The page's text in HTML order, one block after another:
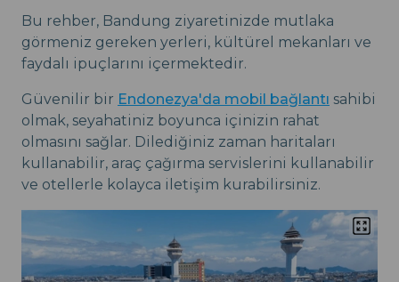
Bu rehber, Bandung ziyaretinizde mutlaka
görmeniz gereken yerleri, kültürel mekanları ve
faydalı ipuçlarını içermektedir.
Güvenilir bir Endonezya'da mobil bağlantı sahibi
olmak, seyahatiniz boyunca içinizin rahat
olmasını sağlar. Dilediğiniz zaman haritaları
kullanabilir, araç çağırma servislerini kullanabilir
ve otellerle kolayca iletişim kurabilirsiniz.